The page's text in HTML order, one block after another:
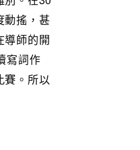
動搖，甚
導師的開
寫詞作
賽。所以